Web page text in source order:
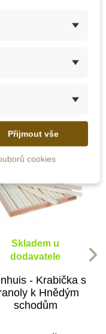
Skladem u
dodavatele
- Krabička s
k Hnědým
schodům
Přijmout vše
cookies